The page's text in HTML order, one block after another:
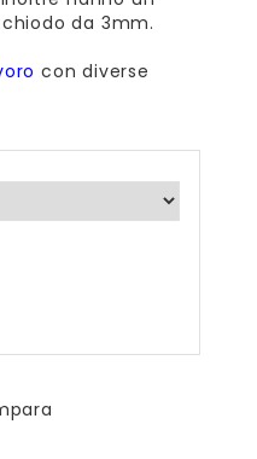
da 3mm.
con diverse